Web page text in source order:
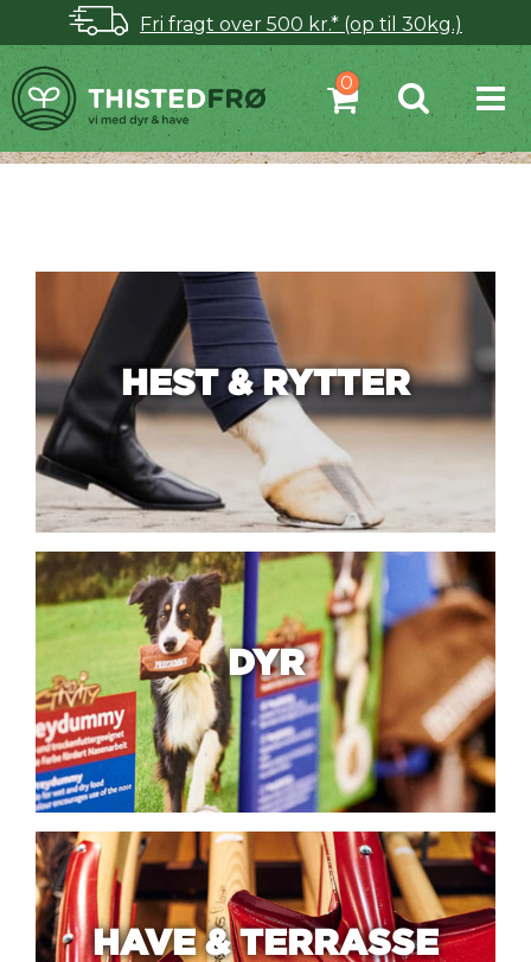
Fri fragt over 500 kr.* (op til 30kg.)
HEST & RYTTER
DYR
HAVE & TERRASSE